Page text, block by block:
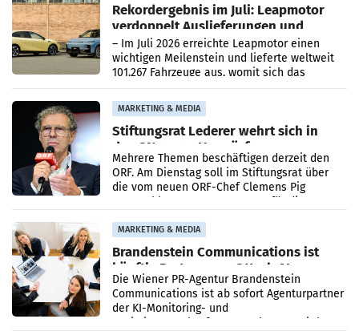
Rekordergebnis im Juli: Leapmotor
verdoppelt Auslieferungen und
überschreitet die 100.000er-Marke
– Im Juli 2026 erreichte Leapmotor einen
wichtigen Meilenstein und lieferte weltweit
101.267 Fahrzeuge aus, womit sich das
Ergebnis gegenüber Juli 2025 mehr als
verdoppelte (+102
MARKETING & MEDIA
Stiftungsrat Lederer wehrt sich in
den SN gegen Vorwürfe
Mehrere Themen beschäftigen derzeit den
ORF. Am Dienstag soll im Stiftungsrat über
die vom neuen ORF-Chef Clemens Pig
vorgeschlagenen Besetzungen für die
MARKETING & MEDIA
Brandenstein Communications ist
künftig Partner von OtterlyAI
Die Wiener PR-Agentur Brandenstein
Communications ist ab sofort Agenturpartner
der KI-Monitoring- und
Optimierungsplattform OtterlyAI. Damit baut